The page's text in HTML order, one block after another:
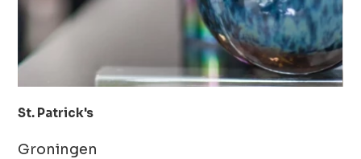
St. Patrick's
Groningen